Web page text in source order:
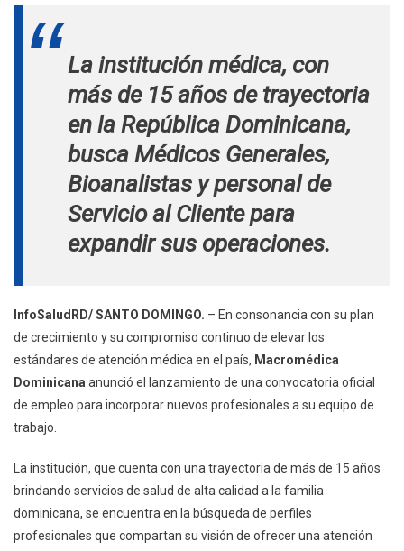
Salud
Abre
Convocatoria
De
Empleo
La institución médica, con
más de 15 años de trayectoria
en la República Dominicana,
busca Médicos Generales,
Bioanalistas y personal de
Servicio al Cliente para
expandir sus operaciones.
InfoSaludRD/ SANTO DOMINGO. – En consonancia con su plan
de crecimiento y su compromiso continuo de elevar los
estándares de atención médica en el país, Macromédica
Dominicana anunció el lanzamiento de una convocatoria oficial
de empleo para incorporar nuevos profesionales a su equipo de
trabajo.
La institución, que cuenta con una trayectoria de más de 15 años
brindando servicios de salud de alta calidad a la familia
dominicana, se encuentra en la búsqueda de perfiles
profesionales que compartan su visión de ofrecer una atención